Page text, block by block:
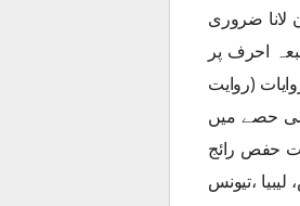
لانا ضروری
احرف پر
(روایت
حصے میں
حفص رائج
،تیونس